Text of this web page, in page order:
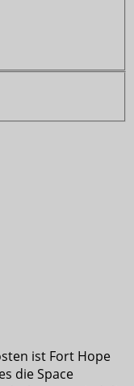
ist Fort Hope
die Space